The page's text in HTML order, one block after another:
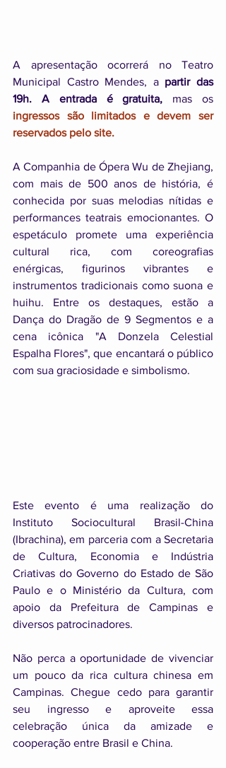
A apresentação ocorrerá no Teatro
Municipal Castro Mendes, a partir das
19h. A entrada é gratuita,
ingressos são limitados e devem ser
reservados pelo site.
A Companhia de Ópera Wu de Zhejiang,
com mais de 500 anos de história, é
conhecida por suas melodias nítidas e
performances teatrais emocionantes. O
espetáculo promete uma experiência
cultural rica, com coreografias
enérgicas, figurinos vibrantes e
instrumentos tradicionais como suona e
huihu. Entre os destaques, estão a
Dança do Dragão de 9 Segmentos e a
cena icônica "A Donzela Celestial
Espalha Flores", que encantará o público
com sua graciosidade e simbolismo.
Este evento é uma realização do
Instituto Sociocultural Brasil-China
(Ibrachina), em parceria com a Secretaria
de Cultura, Economia e Indústria
Criativas do Governo do Estado de São
Paulo e o Ministério da Cultura, com
apoio da Prefeitura de Campinas e
diversos patrocinadores.
Não perca a oportunidade de vivenciar
um pouco da rica cultura chinesa em
Campinas. Chegue cedo para garantir
seu ingresso e aproveite essa
celebração única da amizade e
cooperação entre Brasil e China.